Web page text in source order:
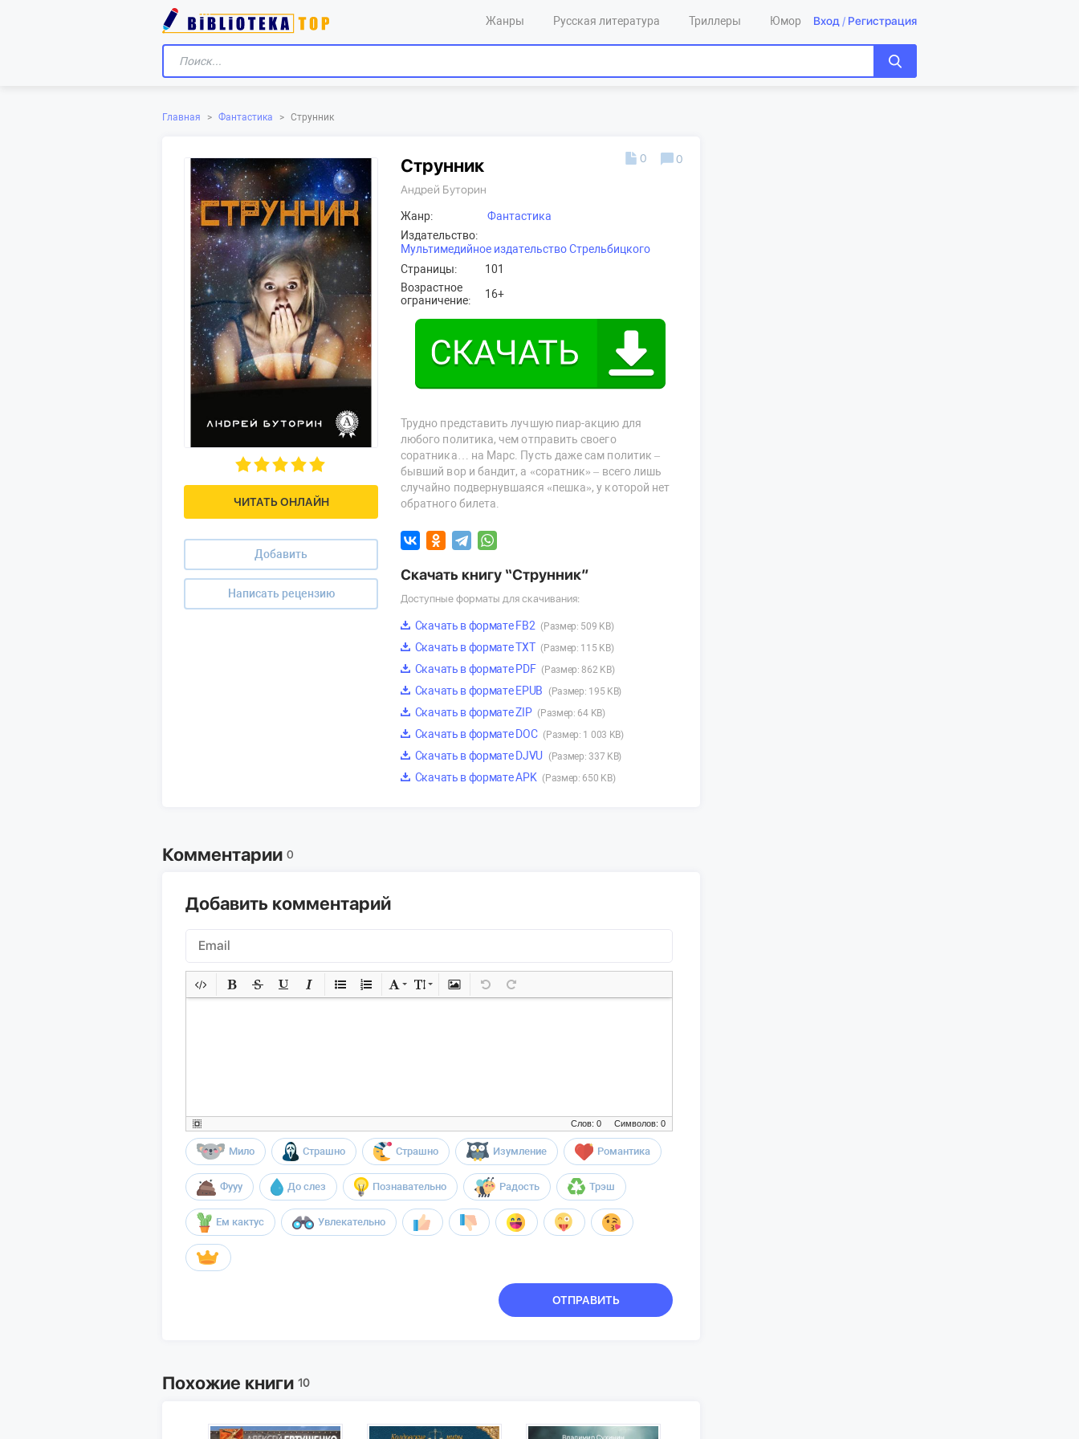
Жанры Русская литература Триллеры Юмор Вход / Регистрация
Главная > Фантастика > Струнник
ЧИТАТЬ ОНЛАЙН
Добавить
Написать рецензию
Струнник
Андрей Буторин
Жанр:
Фантастика
Издательство:
Мультимедийное издательство Стрельбицкого
Страницы:
101
Возрастное
ограничение:
16+
Трудно представить лучшую пиар-акцию для
любого политика, чем отправить своего
соратника… на Марс. Пусть даже сам политик –
бывший вор и бандит, а «соратник» – всего лишь
случайно подвернувшаяся «пешка», у которой нет
обратного билета.
0 0
Скачать книгу “Струнник”
Доступные форматы для скачивания:
Скачать в формате FB2 (Размер: 509 KB)
Скачать в формате TXT (Размер: 115 KB)
Скачать в формате PDF (Размер: 862 KB)
Скачать в формате EPUB (Размер: 195 KB)
Скачать в формате ZIP (Размер: 64 KB)
Скачать в формате DOC (Размер: 1 003 KB)
Скачать в формате DJVU (Размер: 337 KB)
Скачать в формате APK (Размер: 650 KB)
Комментарии 0
Добавить комментарий
Символов: 0
Слов: 0
Мило Страшно Страшно Изумление Романтика
Фууу До слез Познавательно Радость Трэш
Ем кактус Увлекательно
ОТПРАВИТЬ
Похожие книги 10